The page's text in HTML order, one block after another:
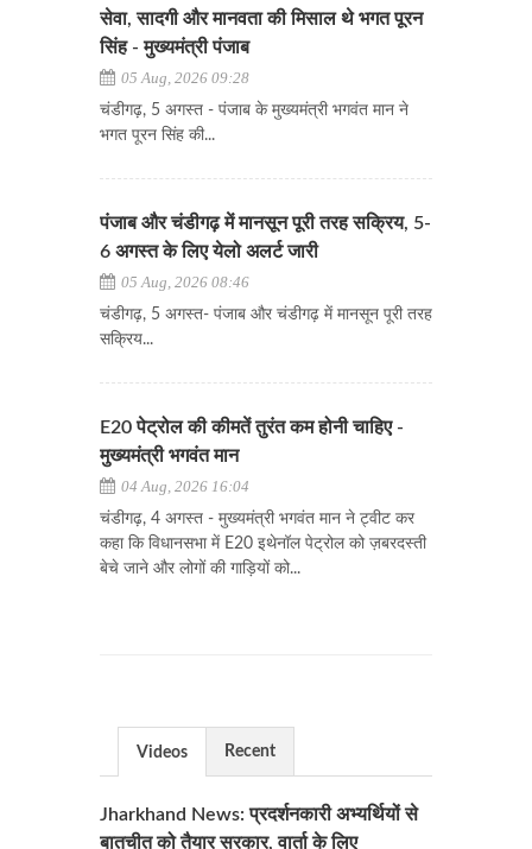
सेवा, सादगी और मानवता की मिसाल थे भगत पूरन
सिंह - मुख्यमंत्री पंजाब
05 Aug, 2026 09:28
चंडीगढ़, 5 अगस्त - पंजाब के मुख्यमंत्री भगवंत मान ने
भगत पूरन सिंह की...
पंजाब और चंडीगढ़ में मानसून पूरी तरह सक्रिय, 5-
6 अगस्त के लिए येलो अलर्ट जारी
05 Aug, 2026 08:46
चंडीगढ़, 5 अगस्त- पंजाब और चंडीगढ़ में मानसून पूरी तरह
सक्रिय...
E20 पेट्रोल की कीमतें तुरंत कम होनी चाहिए -
मुख्यमंत्री भगवंत मान
04 Aug, 2026 16:04
चंडीगढ़, 4 अगस्त - मुख्यमंत्री भगवंत मान ने ट्वीट कर
कहा कि विधानसभा में E20 इथेनॉल पेट्रोल को ज़बरदस्ती
बेचे जाने और लोगों की गाड़ियों को...
Videos Recent
Jharkhand News: प्रदर्शनकारी अभ्यर्थियों से
बातचीत को तैयार सरकार, वार्ता के लिए